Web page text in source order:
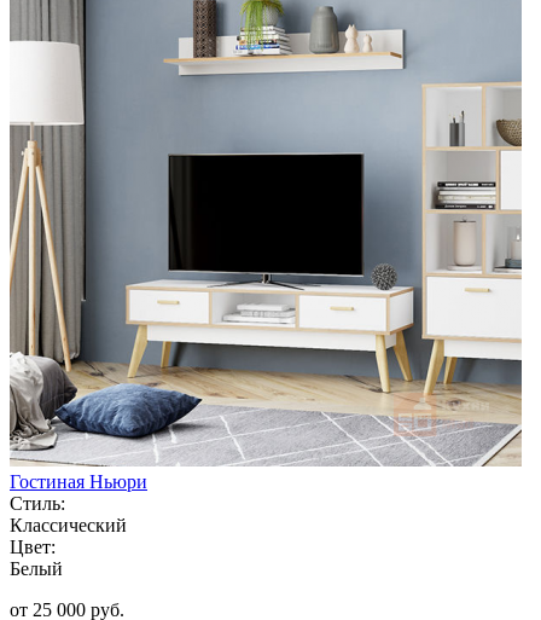
Гостиная Ньюри
Стиль:
Классический
Цвет:
Белый
от 25 000 руб.